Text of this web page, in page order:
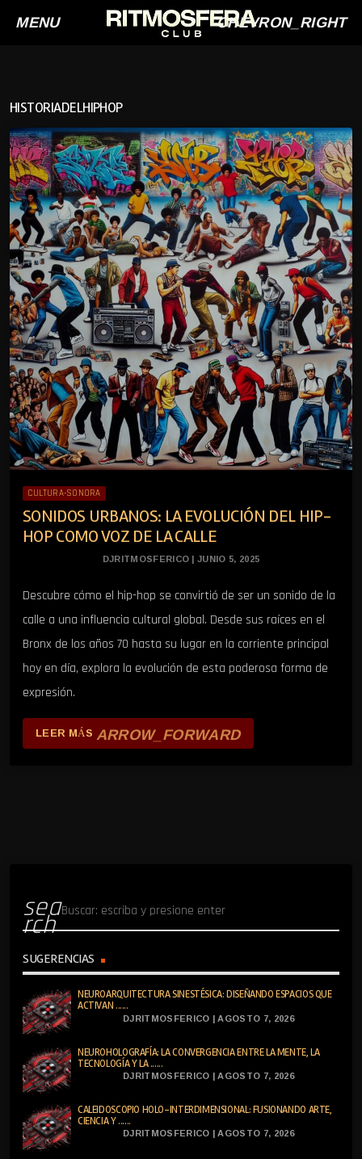
MENU CHEVRON_RIGHT
HISTORIADELHIPHOP
CULTURA-SONORA
SONIDOS URBANOS: LA EVOLUCIÓN DEL HIP-
HOP COMO VOZ DE LA CALLE
DJRITMOSFERICO | JUNIO 5, 2025
Descubre cómo el hip-hop se convirtió de ser un sonido de la
calle a una influencia cultural global. Desde sus raíces en el
Bronx de los años 70 hasta su lugar en la corriente principal
hoy en día, explora la evolución de esta poderosa forma de
expresión.
LEER MÁS ARROW_FORWARD
sea
rch
SUGERENCIAS
NEUROARQUITECTURA SINESTÉSICA: DISEÑANDO ESPACIOS QUE
ACTIVAN ......
DJRITMOSFERICO | AGOSTO 7, 2026
NEUROHOLOGRAFÍA: LA CONVERGENCIA ENTRE LA MENTE, LA
TECNOLOGÍA Y LA ......
DJRITMOSFERICO | AGOSTO 7, 2026
CALEIDOSCOPIO HOLO-INTERDIMENSIONAL: FUSIONANDO ARTE,
CIENCIA Y ......
DJRITMOSFERICO | AGOSTO 7, 2026